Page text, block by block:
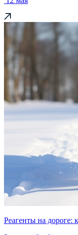
Реагенты на дороге: